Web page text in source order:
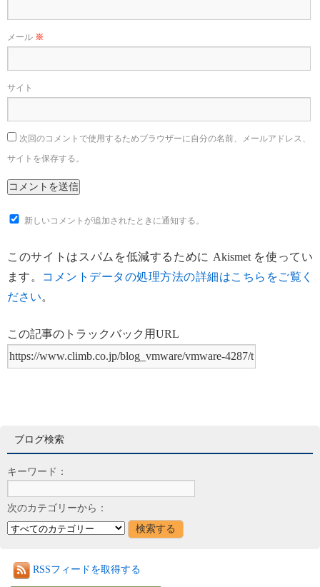
メール ※
サイト
次回のコメントで使用するためブラウザーに自分の名前、メールアドレス、
サイトを保存する。
新しいコメントが追加されたときに通知する。
このサイトはスパムを低減するために Akismet を使ってい
ます。 コメントデータの処理方法の詳細はこちらをご覧く
ださい。
この記事のトラックバック用URL
ブログ検索
キーワード：
次のカテゴリーから：
RSSフィードを取得する